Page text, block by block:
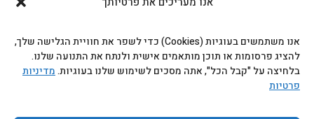
אנו משתמשים בעוגיות (Cookies) כדי לשפר את חוויית הגלישה שלך,
להציג פרסומות או תוכן מותאמים אישית ולנתח את התנועה שלנו.
בלחיצה על "קבל הכל", אתה מסכים לשימוש שלנו בעוגיות.מדיניות
פרטיות
marketing@b-tech.co.il